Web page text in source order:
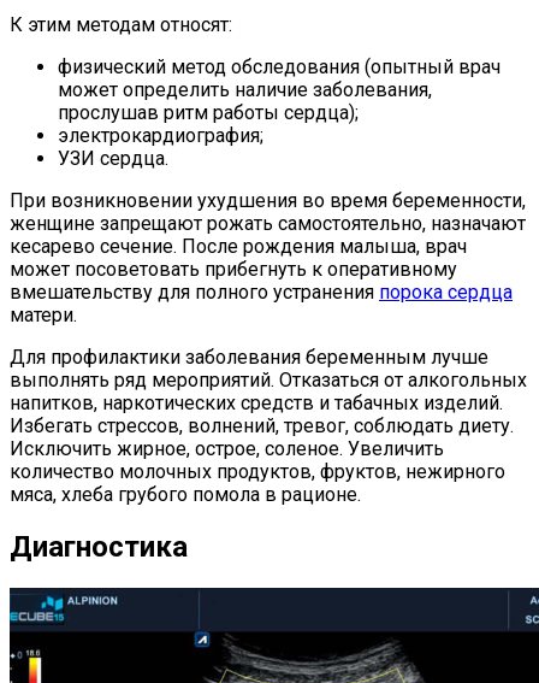
К этим методам относят:
физический метод обследования (опытный врач
может определить наличие заболевания,
прослушав ритм работы сердца);
электрокардиография;
УЗИ сердца.
При возникновении ухудшения во время беременности,
женщине запрещают рожать самостоятельно, назначают
кесарево сечение. После рождения малыша, врач
может посоветовать прибегнуть к оперативному
вмешательству для полного устранения порока сердца
матери.
Для профилактики заболевания беременным лучше
выполнять ряд мероприятий. Отказаться от алкогольных
напитков, наркотических средств и табачных изделий.
Избегать стрессов, волнений, тревог, соблюдать диету.
Исключить жирное, острое, соленое. Увеличить
количество молочных продуктов, фруктов, нежирного
мяса, хлеба грубого помола в рационе.
Диагностика